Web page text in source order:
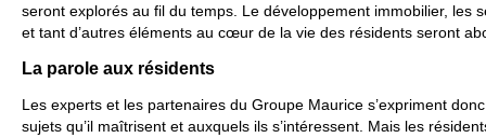
seront explorés au fil du temps. Le développement immobilier, les
et tant d’autres éléments au cœur de la vie des résidents seront
La parole aux résidents
Les experts et les partenaires du Groupe Maurice s’expriment
sujets qu’il maîtrisent et auxquels ils s’intéressent. Mais les